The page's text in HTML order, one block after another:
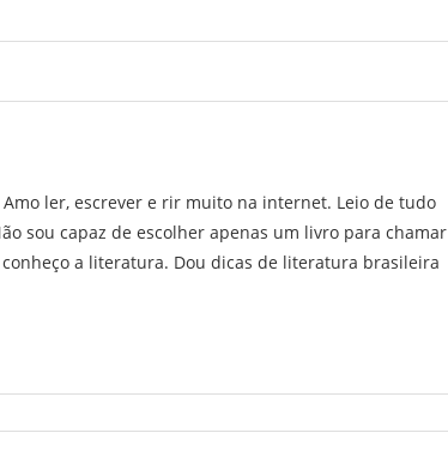
ler, escrever e rir muito na internet. Leio de tudo
sou capaz de escolher apenas um livro para chamar
a literatura. Dou dicas de literatura brasileira